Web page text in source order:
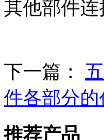
其他部件连
下一篇：
件各部分的
推荐产品